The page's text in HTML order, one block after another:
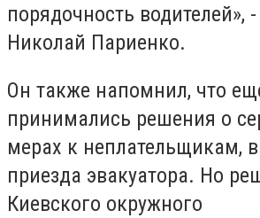
порядочность водителей»,
Николай Париенко.
Он также напомнил, что
принимались решения о
мерах к неплательщикам,
приезда эвакуатора. Но
Киевского окружного